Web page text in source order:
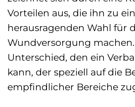
Vorteilen aus, die ihn zu
herausragenden Wahl für
Wundversorgung
Unterschied, den ein
kann, der speziell auf die
empfindlicher Bereiche